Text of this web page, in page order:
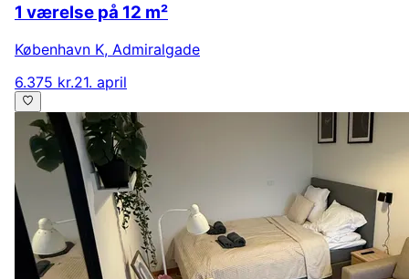
1 værelse på 12 m²
København K, Admiralgade
6.375 kr.21. april